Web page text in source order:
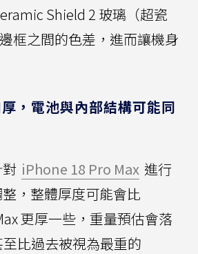
Shield 2 玻璃（超瓷
框之間的色差，進而讓機身
，電池與內部結構可能同
iPhone 18 Pro Max 進行
，整體厚度可能會比
更厚一些，重量預估會落
比過去被視為最重的